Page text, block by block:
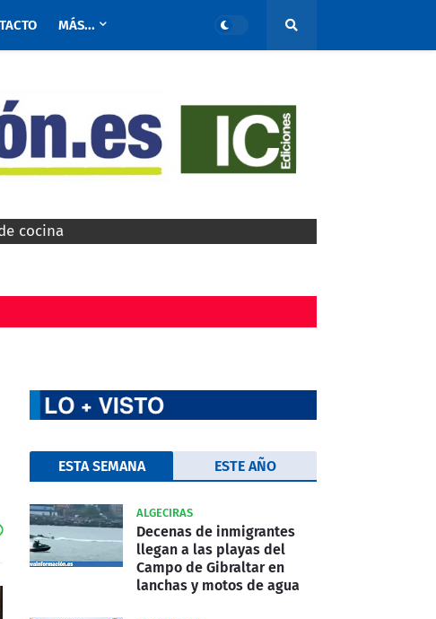
MÁS...
cocina
ESTA SEMANA ESTE AÑO
ALGECIRAS
Decenas de inmigrantes
llegan a las playas del
Campo de Gibraltar en
lanchas y motos de agua